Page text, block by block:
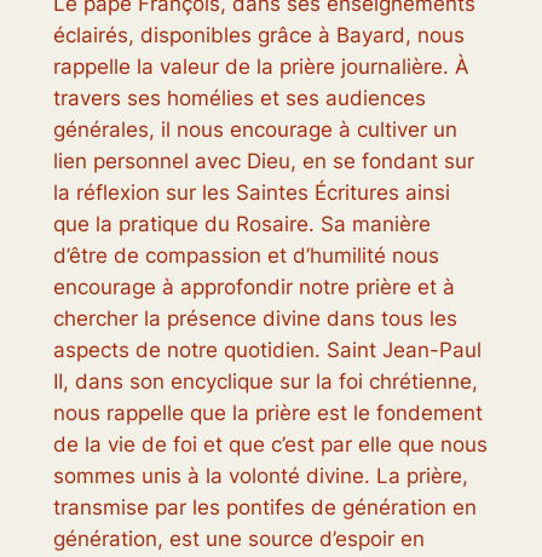
éclairés, disponibles grâce à Bayard, nous
rappelle la valeur de la prière journalière. À
travers ses homélies et ses audiences
générales, il nous encourage à cultiver un
lien personnel avec Dieu, en se fondant sur
la réflexion sur les Saintes Écritures ainsi
que la pratique du Rosaire. Sa manière
d’être de compassion et d’humilité nous
encourage à approfondir notre prière et à
chercher la présence divine dans tous les
aspects de notre quotidien. Saint Jean-Paul
II, dans son encyclique sur la foi chrétienne,
nous rappelle que la prière est le fondement
de la vie de foi et que c’est par elle que nous
sommes unis à la volonté divine. La prière,
transmise par les pontifes de génération en
génération, est une source d’espoir en